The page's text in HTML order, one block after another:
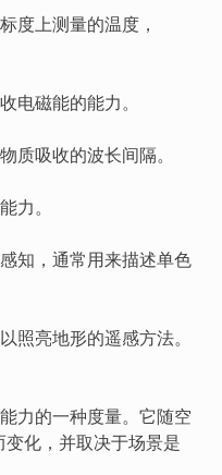
度上测量的温度，
电磁能的能力。
质吸收的波长间隔。
力。
知，通常用来描述单色
照亮地形的遥感方法。
力的一种度量。它随空
化，并取决于场景是